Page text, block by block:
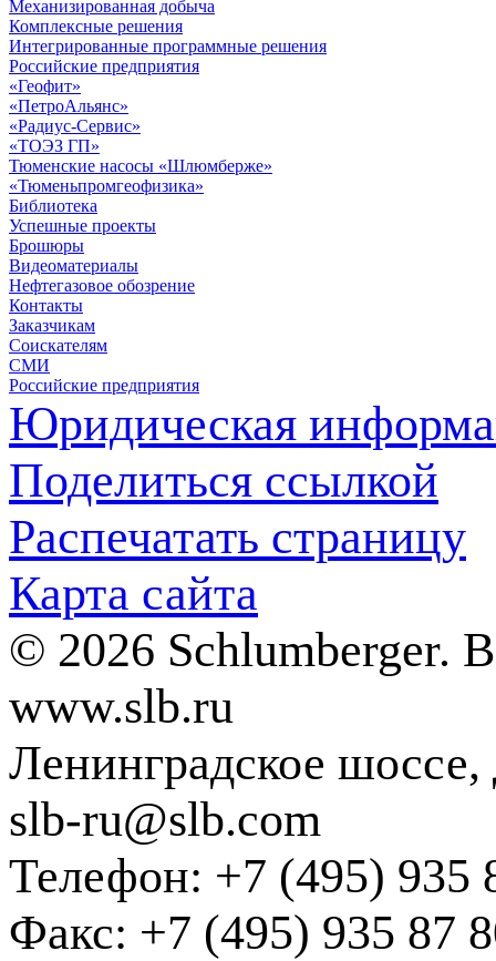
Механизированная добыча
Комплексные решения
Интегрированные программные решения
Российские предприятия
«Геофит»
«ПетроАльянс»
«Радиус-Сервис»
«ТОЭЗ ГП»
Тюменские насосы «Шлюмберже»
«Тюменьпромгеофизика»
Библиотека
Успешные проекты
Брошюры
Видеоматериалы
Нефтегазовое обозрение
Контакты
Заказчикам
Соискателям
СМИ
Российские предприятия
Юридическая
Поделиться ссылкой
Распечатать страницу
Карта сайта
© 2026 Schlumberger.
www.slb.ru
Ленинградское
slb-ru@slb.com
Телефон: +7 (495) 935
Факс: +7 (495) 935 87